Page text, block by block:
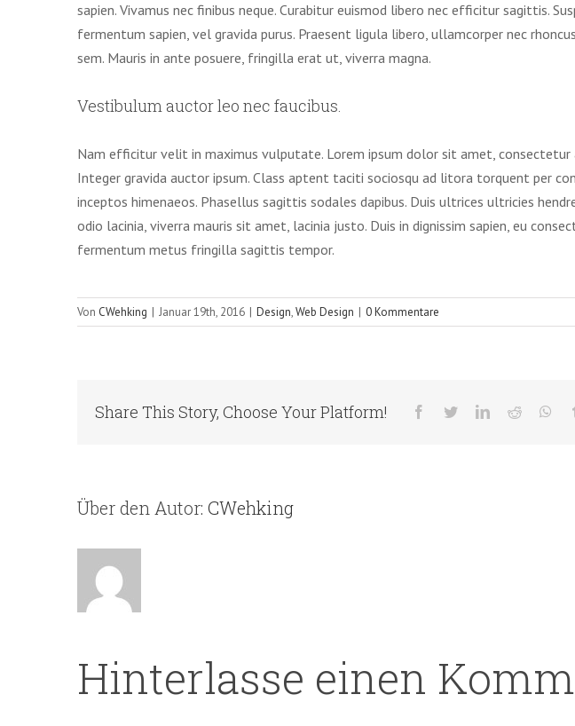
sapien. Vivamus nec finibus neque. Curabitur euismod libero nec efficitur sagittis.
fermentum sapien, vel gravida purus. Praesent ligula libero, ullamcorper nec
sem. Mauris in ante posuere, fringilla erat ut, viverra magna.
Vestibulum auctor leo nec faucibus.
Nam efficitur velit in maximus vulputate. Lorem ipsum dolor sit amet, consectetur
Integer gravida auctor ipsum. Class aptent taciti sociosqu ad litora torquent per
inceptos himenaeos. Phasellus sagittis sodales dapibus. Duis ultrices ultricies
odio lacinia, viverra mauris sit amet, lacinia justo. Duis in dignissim sapien, eu
fermentum metus fringilla sagittis tempor.
Von CWehking | Januar 19th, 2016 | Design,Web Design | 0 Kommentare
Share This Story, Choose Your Platform! Facebook
TwitterLinkedIn
Reddit
Über den Autor: CWehking
Hinterlasse einen